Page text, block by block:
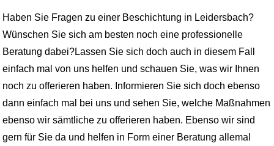
Haben Sie Fragen zu einer Beschichtung in Leidersbach?
Wünschen Sie sich am besten noch eine professionelle
Beratung dabei?Lassen Sie sich doch auch in diesem Fall
einfach mal von uns helfen und schauen Sie, was wir Ihnen
noch zu offerieren haben. Informieren Sie sich doch ebenso
dann einfach mal bei uns und sehen Sie, welche Maßnahmen
ebenso wir sämtliche zu offerieren haben. Ebenso wir sind
gern für Sie da und helfen in Form einer Beratung allemal